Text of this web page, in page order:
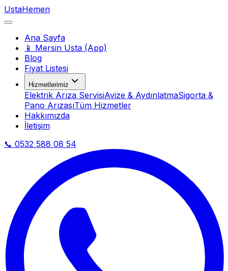
UstaHemen
Ana Sayfa
📱 Mersin Usta (App)
Blog
Fiyat Listesi
Hizmetlerimiz
Elektrik Arıza ServisiAvize & AydınlatmaSigorta &
Pano ArızasıTüm Hizmetler
Hakkımızda
İletişim
📞 0532 588 08 54